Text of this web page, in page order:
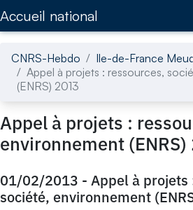
Accueil national
CNRS-Hebdo Ile-de-France
Appel à projets : ressources,
(ENRS) 2013
Appel à projets :
environnement (ENRS)
01/02/2013 - Appel à projets
société, environnement